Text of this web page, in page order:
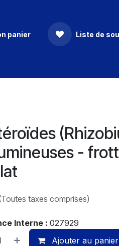
panier Liste de
-
taxes comprises)
Interne : 027929
Ajouter au panier